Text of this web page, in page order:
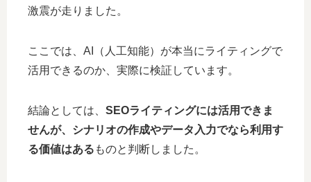
激震が走りました。
ここでは、AI（人工知能）が本当にライティングで
活用できるのか、実際に検証しています。
結論としては、 SEOライティングには活用できま
せんが、シナリオの作成やデータ入力でなら利用す
る価値はある ものと判断しました。